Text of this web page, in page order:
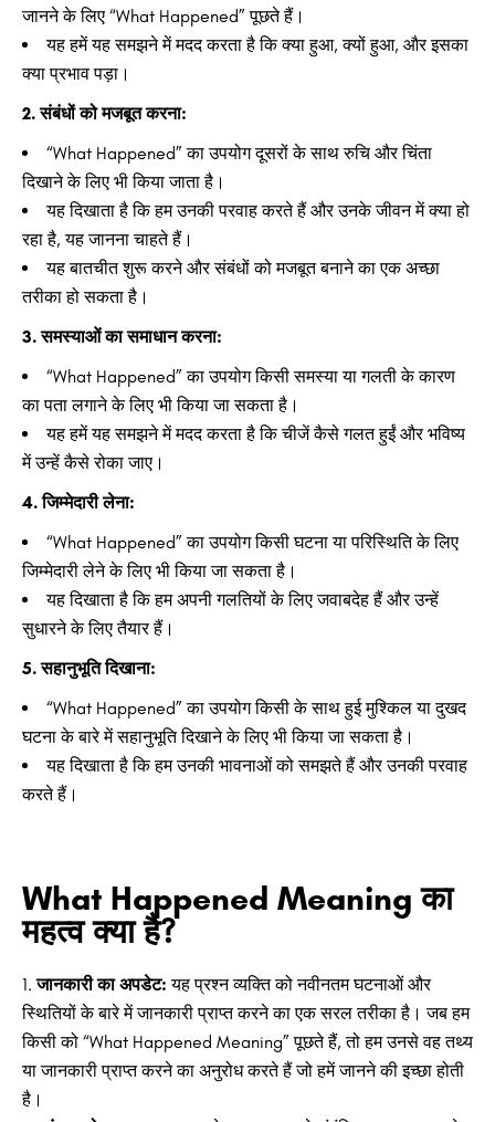
जानने के लिए “What Happened” पूछते हैं।
यह हमें यह समझने में मदद करता है कि क्या हुआ, क्यों हुआ, और इसका
क्या प्रभाव पड़ा।
2. संबंधों को मजबूत करना:
“What Happened” का उपयोग दूसरों के साथ रुचि और चिंता
दिखाने के लिए भी किया जाता है।
यह दिखाता है कि हम उनकी परवाह करते हैं और उनके जीवन में क्या हो
रहा है, यह जानना चाहते हैं।
यह बातचीत शुरू करने और संबंधों को मजबूत बनाने का एक अच्छा
तरीका हो सकता है।
3. समस्याओं का समाधान करना:
“What Happened” का उपयोग किसी समस्या या गलती के कारण
का पता लगाने के लिए भी किया जा सकता है।
यह हमें यह समझने में मदद करता है कि चीजें कैसे गलत हुईं और भविष्य
में उन्हें कैसे रोका जाए।
4. जिम्मेदारी लेना:
“What Happened” का उपयोग किसी घटना या परिस्थिति के लिए
जिम्मेदारी लेने के लिए भी किया जा सकता है।
यह दिखाता है कि हम अपनी गलतियों के लिए जवाबदेह हैं और उन्हें
सुधारने के लिए तैयार हैं।
5. सहानुभूति दिखाना:
“What Happened” का उपयोग किसी के साथ हुई मुश्किल या दुखद
घटना के बारे में सहानुभूति दिखाने के लिए भी किया जा सकता है।
यह दिखाता है कि हम उनकी भावनाओं को समझते हैं और उनकी परवाह
करते हैं।
What Happened Meaning का
महत्व क्या है?
जानकारी का अपडेट: यह प्रश्न व्यक्ति को नवीनतम घटनाओं और
स्थितियों के बारे में जानकारी प्राप्त करने का एक सरल तरीका है। जब हम
किसी को “What Happened Meaning” पूछते हैं, तो हम उनसे वह तथ्य
या जानकारी प्राप्त करने का अनुरोध करते हैं जो हमें जानने की इच्छा होती
है।